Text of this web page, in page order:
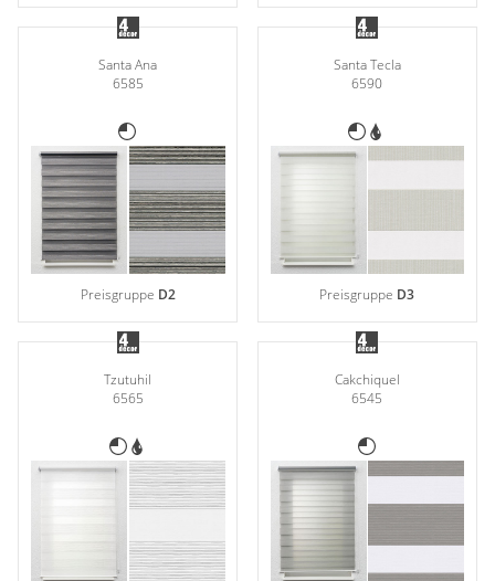
Santa Ana
6585
Preisgruppe D2
Santa Tecla
6590
Preisgruppe D3
Tzutuhil
6565
Cakchiquel
6545